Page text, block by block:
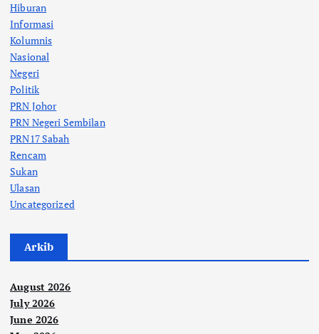
Hiburan
Informasi
Kolumnis
Nasional
Negeri
Politik
PRN Johor
PRN Negeri Sembilan
PRN17 Sabah
Rencam
Sukan
Ulasan
Uncategorized
Arkib
August 2026
July 2026
June 2026